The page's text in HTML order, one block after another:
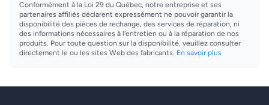
Conformément à la Loi 29 du Québec, notre entreprise et ses
partenaires affiliés déclarent expressément ne pouvoir garantir la
disponibilité des pièces de rechange, des services de réparation, ni
des informations nécessaires à l'entretien ou à la réparation de nos
produits. Pour toute question sur la disponibilité, veuillez consulter
directement le ou les sites Web des fabricants. En savoir plus